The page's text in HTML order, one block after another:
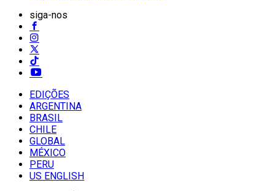
siga-nos
EDIÇÕES
ARGENTINA
BRASIL
CHILE
GLOBAL
MÉXICO
PERU
US ENGLISH